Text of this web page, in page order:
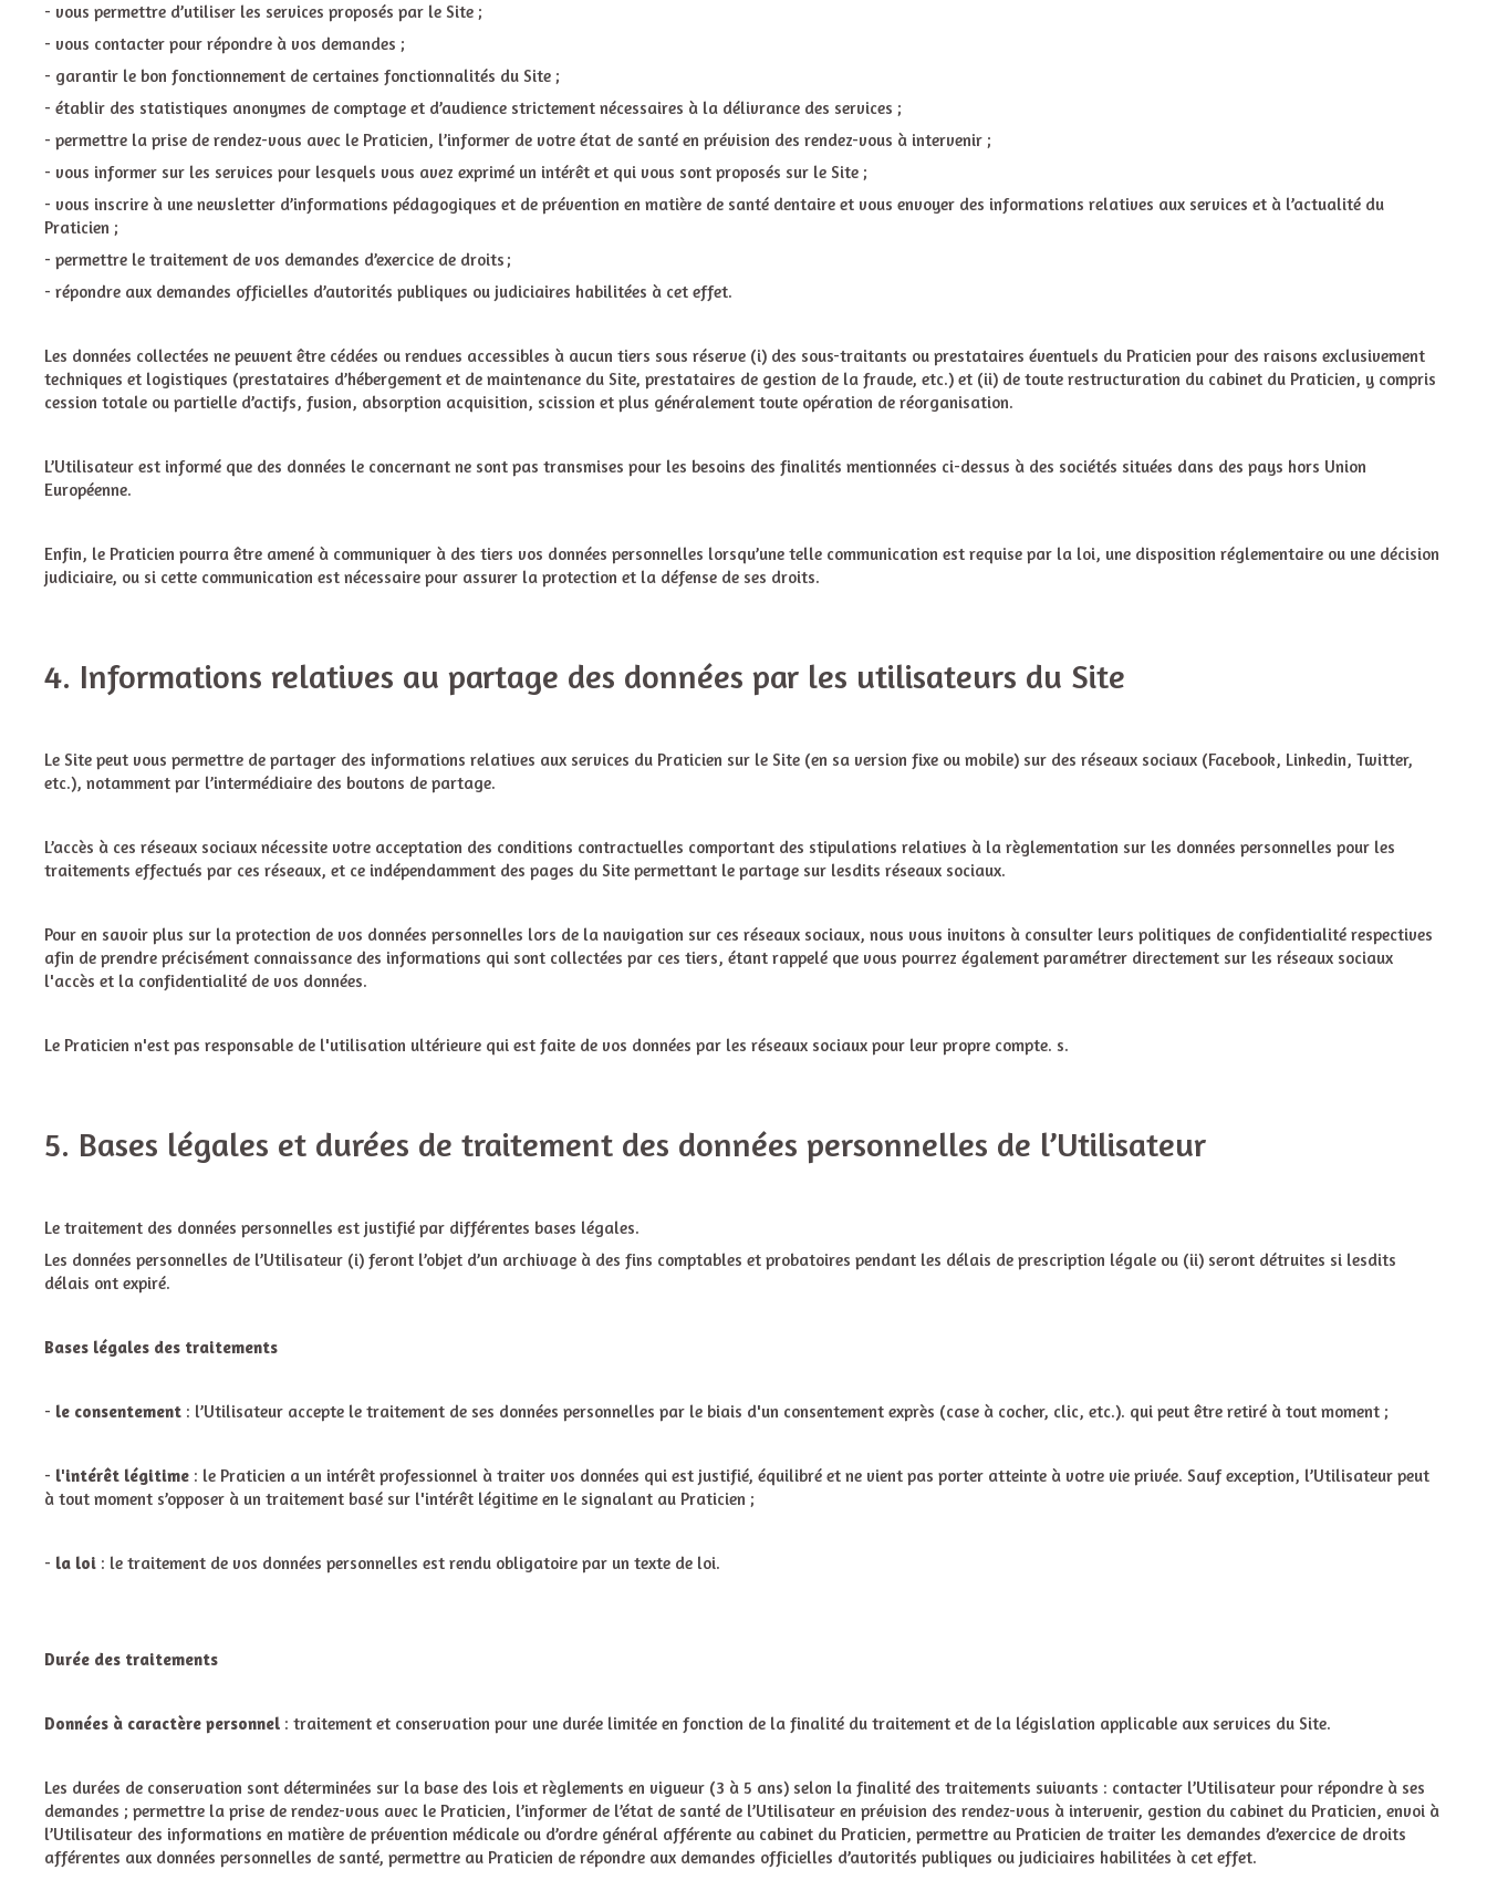
- vous permettre d’utiliser les services proposés par le Site ;
- vous contacter pour répondre à vos demandes ;
- garantir le bon fonctionnement de certaines fonctionnalités du Site ;
- établir des statistiques anonymes de comptage et d’audience strictement nécessaires à la délivrance des services ;
- permettre la prise de rendez-vous avec le Praticien, l’informer de votre état de santé en prévision des rendez-vous à intervenir ;
- vous informer sur les services pour lesquels vous avez exprimé un intérêt et qui vous sont proposés sur le Site ;
- vous inscrire à une newsletter d’informations pédagogiques et de prévention en matière de santé dentaire et vous envoyer des informations relatives aux services et à l’actualité du
Praticien ;
- permettre le traitement de vos demandes d’exercice de droits ;
- répondre aux demandes officielles d’autorités publiques ou judiciaires habilitées à cet effet.
Les données collectées ne peuvent être cédées ou rendues accessibles à aucun tiers sous réserve (i) des sous-traitants ou prestataires éventuels du Praticien pour des raisons exclusivement
techniques et logistiques (prestataires d’hébergement et de maintenance du Site, prestataires de gestion de la fraude, etc.) et (ii) de toute restructuration du cabinet du Praticien, y compris
cession totale ou partielle d’actifs, fusion, absorption acquisition, scission et plus généralement toute opération de réorganisation.
L’Utilisateur est informé que des données le concernant ne sont pas transmises pour les besoins des finalités mentionnées ci-dessus à des sociétés situées dans des pays hors Union
Européenne.
Enfin, le Praticien pourra être amené à communiquer à des tiers vos données personnelles lorsqu’une telle communication est requise par la loi, une disposition réglementaire ou une décision
judiciaire, ou si cette communication est nécessaire pour assurer la protection et la défense de ses droits.
4. Informations relatives au partage des données par les utilisateurs du Site
Le Site peut vous permettre de partager des informations relatives aux services du Praticien sur le Site (en sa version fixe ou mobile) sur des réseaux sociaux (Facebook, Linkedin, Twitter,
etc.), notamment par l’intermédiaire des boutons de partage.
L’accès à ces réseaux sociaux nécessite votre acceptation des conditions contractuelles comportant des stipulations relatives à la règlementation sur les données personnelles pour les
traitements effectués par ces réseaux, et ce indépendamment des pages du Site permettant le partage sur lesdits réseaux sociaux.
Pour en savoir plus sur la protection de vos données personnelles lors de la navigation sur ces réseaux sociaux, nous vous invitons à consulter leurs politiques de confidentialité respectives
afin de prendre précisément connaissance des informations qui sont collectées par ces tiers, étant rappelé que vous pourrez également paramétrer directement sur les réseaux sociaux
l'accès et la confidentialité de vos données.
Le Praticien n'est pas responsable de l'utilisation ultérieure qui est faite de vos données par les réseaux sociaux pour leur propre compte. s.
5. Bases légales et durées de traitement des données personnelles de l’Utilisateur
Le traitement des données personnelles est justifié par différentes bases légales.
Les données personnelles de l’Utilisateur (i) feront l’objet d’un archivage à des fins comptables et probatoires pendant les délais de prescription légale ou (ii) seront détruites si lesdits
délais ont expiré.
Bases légales des traitements
- le consentement : l’Utilisateur accepte le traitement de ses données personnelles par le biais d'un consentement exprès (case à cocher, clic, etc.). qui peut être retiré à tout moment ;
- l'intérêt légitime : le Praticien a un intérêt professionnel à traiter vos données qui est justifié, équilibré et ne vient pas porter atteinte à votre vie privée. Sauf exception, l’Utilisateur peut
à tout moment s’opposer à un traitement basé sur l'intérêt légitime en le signalant au Praticien ;
- la loi : le traitement de vos données personnelles est rendu obligatoire par un texte de loi.
Durée des traitements
Données à caractère personnel : traitement et conservation pour une durée limitée en fonction de la finalité du traitement et de la législation applicable aux services du Site.
Les durées de conservation sont déterminées sur la base des lois et règlements en vigueur (3 à 5 ans) selon la finalité des traitements suivants : contacter l’Utilisateur pour répondre à ses
demandes ; permettre la prise de rendez-vous avec le Praticien, l’informer de l’état de santé de l’Utilisateur en prévision des rendez-vous à intervenir, gestion du cabinet du Praticien, envoi à
l’Utilisateur des informations en matière de prévention médicale ou d’ordre général afférente au cabinet du Praticien, permettre au Praticien de traiter les demandes d’exercice de droits
afférentes aux données personnelles de santé, permettre au Praticien de répondre aux demandes officielles d’autorités publiques ou judiciaires habilitées à cet effet.